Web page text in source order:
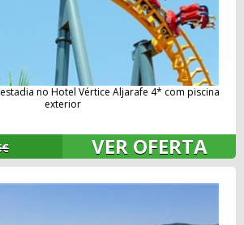
no Hotel Vértice Aljarafe 4* com piscina
exterior
VER OFERTA